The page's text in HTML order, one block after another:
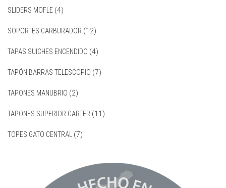
SLIDERS MOFLE (4)
SOPORTES CARBURADOR (12)
TAPAS SUICHES ENCENDIDO (4)
TAPÓN BARRAS TELESCOPIO (7)
TAPONES MANUBRIO (2)
TAPONES SUPERIOR CARTER (11)
TOPES GATO CENTRAL (7)